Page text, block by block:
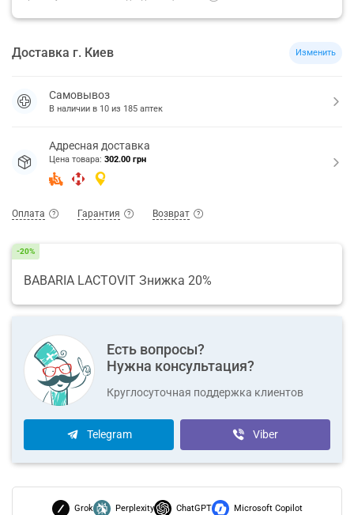
Доставка г. Киев Изменить
Самовывоз
В наличии в 10 из 185 аптек
Адресная доставка
Цена товара: 302.00 грн
Оплата Гарантия Возврат
-20%
BABARIA LACTOVIT Знижка 20%
Есть вопросы?
Нужна консультация?
Круглосуточная поддержка клиентов
Telegram Viber
Grok Perplexity ChatGPT Microsoft Copilot